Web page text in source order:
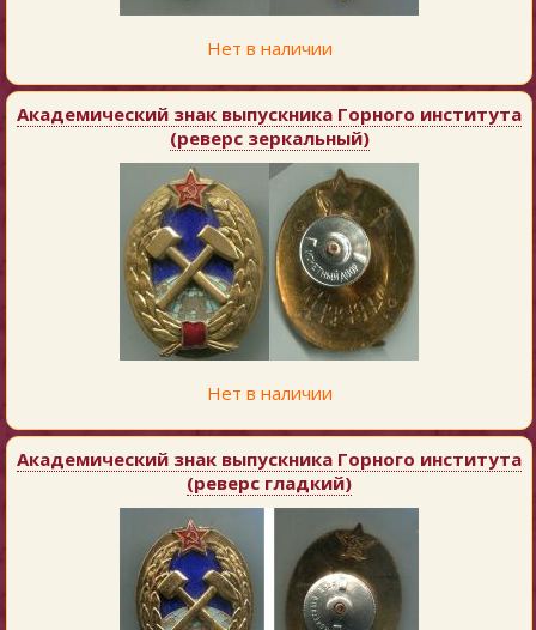
Нет в наличии
Академический знак выпускника Горного института
(реверс зеркальный)
Нет в наличии
Академический знак выпускника Горного института
(реверс гладкий)